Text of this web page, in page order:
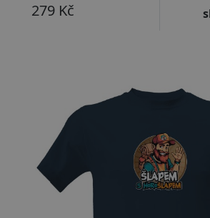
279 Kč
Přizpůsobitelný motiv